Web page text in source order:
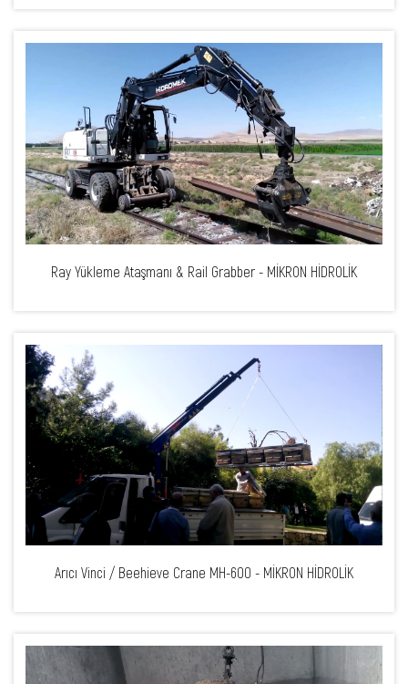
Ray Yükleme Ataşmanı & Rail Grabber - MİKRON HİDROLİK
Arıcı Vinci / Beehieve Crane MH-600 - MİKRON HİDROLİK